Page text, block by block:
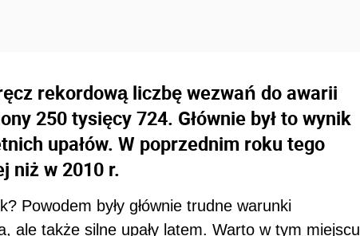
rekordową liczbę wezwań do awarii
250 tysięcy 724. Głównie był to wynik
upałów. W poprzednim roku tego
niż w 2010 r.
Powodem były głównie trudne warunki
ale także silne upały latem. Warto w tym miejscu